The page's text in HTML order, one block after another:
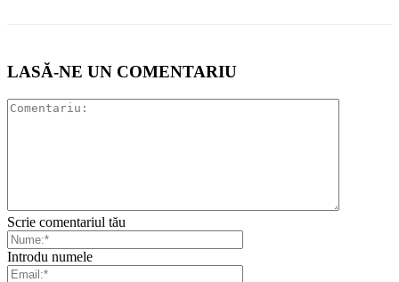
LASĂ-NE UN COMENTARIU
Scrie comentariul tău
Introdu numele